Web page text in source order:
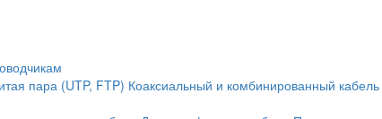
пара (UTP, FTP) Коаксиальный и комбинированный кабель